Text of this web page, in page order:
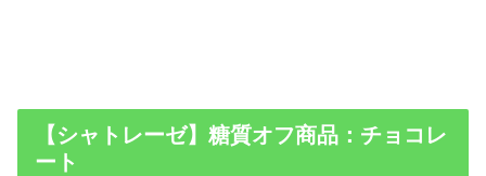
【シャトレーゼ】糖質オフ商品：チョコレ
ート